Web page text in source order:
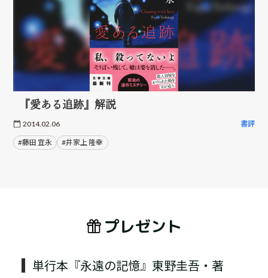
『愛ある追跡』解説
2014.02.06 書評
#藤田 宜永 #井家上 隆幸
プレゼント
単行本『永遠の記憶』東野圭吾・著